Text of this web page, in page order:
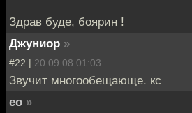
Здрав буде, боярин !
Джуниор »
#22 | 20.09.08 01:03
Звучит многообещающе. кс
eo »